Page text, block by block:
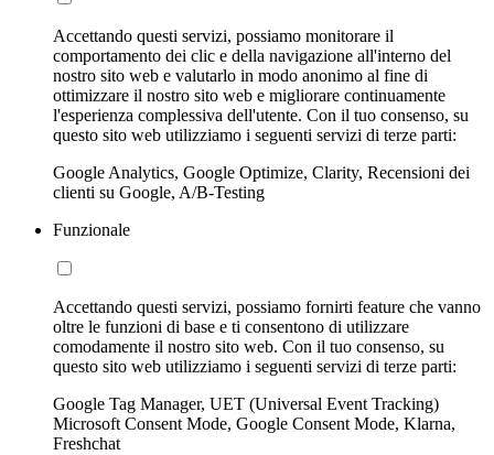
Accettando questi servizi, possiamo monitorare il
comportamento dei clic e della navigazione all'interno del
nostro sito web e valutarlo in modo anonimo al fine di
ottimizzare il nostro sito web e migliorare continuamente
l'esperienza complessiva dell'utente. Con il tuo consenso, su
questo sito web utilizziamo i seguenti servizi di terze parti:
Google Analytics, Google Optimize, Clarity, Recensioni dei
clienti su Google, A/B-Testing
Funzionale
Accettando questi servizi, possiamo fornirti feature che vanno
oltre le funzioni di base e ti consentono di utilizzare
comodamente il nostro sito web. Con il tuo consenso, su
questo sito web utilizziamo i seguenti servizi di terze parti:
Google Tag Manager, UET (Universal Event Tracking)
Microsoft Consent Mode, Google Consent Mode, Klarna,
Freshchat